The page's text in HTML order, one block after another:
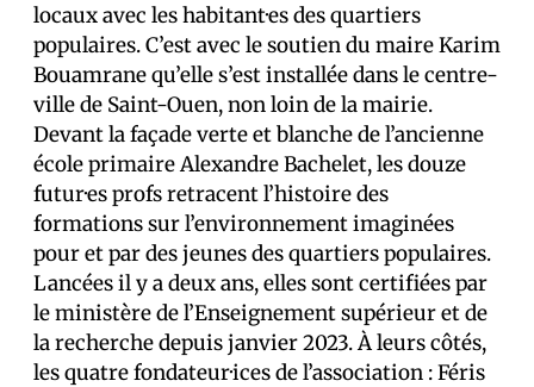
locaux avec les habitant·es des quartiers
populaires. C’est avec le soutien du maire Karim
Bouamrane qu’elle s’est installée dans le centre-
ville de Saint-Ouen, non loin de la mairie.
Devant la façade verte et blanche de l’ancienne
école primaire Alexandre Bachelet, les douze
futur·es profs retracent l’histoire des
formations sur l’environnement imaginées
pour et par des jeunes des quartiers populaires.
Lancées il y a deux ans, elles sont certifiées par
le ministère de l’Enseignement supérieur et de
la recherche depuis janvier 2023. À leurs côtés,
les quatre fondateur·ices de l’association : Féris